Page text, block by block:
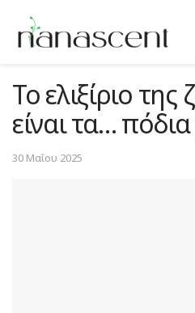
Το ελιξίριο
είναι τα…
30 Μαΐου 2025